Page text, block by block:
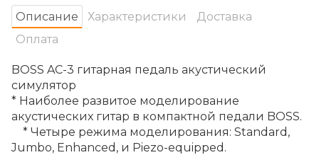
Oписание Характеристики
Доставка
Оплата
BOSS AC-3 гитарная педаль акустический
симулятор
* Наиболее развитое моделирование
акустических гитар в компактной педали BOSS.
* Четыре режима моделирования: Standard,
Jumbo, Enhanced, и Piezo-equipped.